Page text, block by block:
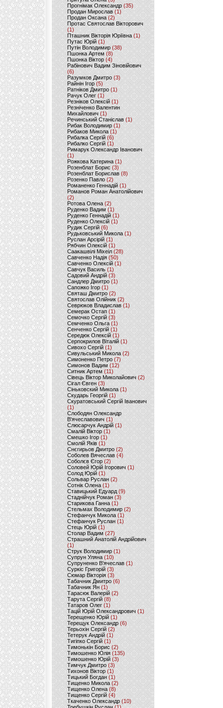
Прогнімак Олександр(35)
Продан Мирослав(1)
Продан Оксана (2)
Протас Святослав Вікторович
(1)
Пташник Вікторія Юріївна (1)
Путас Юрій (1)
Путін Володимир(38)
Пшонка Артем (8)
Пшонка Віктор(4)
Рабінович Вадим Зіновійович
(6)
Разумков Дмитро (3)
Райнін Ігор(5)
Ратніков Дмитро (1)
Рачук Олег (1)
Резніков Олексій(1)
Резніченко Валентин
Михайлович (1)
Речинський Станіслав (1)
Рибак Володимир(1)
Рибаков Микола(1)
Рибалка Сергій (6)
Рибалко Сергій (1)
Римарук Олександр Іванович
(1)
Рожкова Катерина(1)
Розенблат Борис (3)
Розенблат Борислав (8)
Розенко Павло (2)
Романенко Геннадій (1)
Романов Роман Анатолійович
(2)
Ротова Олена(2)
Руденко Вадим (1)
Руденко Геннадій (1)
Руденко Олексій(1)
Рудик Сергій(6)
Рудьковський Микола (1)
Руслан Арсірій(1)
Рябчин Олексій (1)
Саакашвілі Міхеіл(28)
Савченко Надія (50)
Савченко Олексій(1)
Савчук Василь (1)
Садовий Андрій (3)
Сандлер Дмитро(1)
Сапожко Ігор(1)
Святаш Дмитро (2)
Святослав Олійник (2)
Севрюков Владислав (1)
Семерак Остап (1)
Семочко Сергій (3)
Семченко Ольга (1)
Сенченко Сергій(1)
Середюк Олексій(1)
Серпокрилов Віталій(1)
Сивохо Сергій(1)
Сивульський Микола(2)
Симоненко Петро(7)
Симонов Вадим (12)
Ситник Артем(11)
Сівець Віктор Миколайович(2)
Сігал Євген (3)
Сіньковский Микола(1)
Скударь Георгій (1)
Скуратовський Сергій Іванович
(1)
Слободян Олександр
В'ячеславович(1)
Слюсарчук Андрій(1)
Смалій Віктор (1)
Смешко Ігор (1)
Смолій Яків (1)
Снєгирьов Дмитро (2)
Соболев Вячеслав (4)
Соболєв Єгор(2)
Соловей Юрій Ігорович (1)
Солод Юрій (1)
Сольвар Руслан (2)
Сотнік Олена(1)
Ставицький Едуард (9)
Стаднійчук Роман(3)
Старикова Ганна (1)
Стельмах Володимир(2)
Стефанчук Микола (1)
Стефанчук Руслан (1)
Стець Юрій (1)
Столар Вадим(27)
Страшний Анатолій Андрійович
(1)
Струк Володимир (1)
Супрун Уляна (10)
Супруненко В'ячеслав (1)
Суркіс Григорій (3)
Сюмар Вікторія (3)
Табачник Дмитро (6)
Табачник Ян(1)
Тарасюк Валерій (2)
Тарута Сергій (8)
Татаров Олег(1)
Тацій Юрій Олександрович(1)
Терещенко Юрій(1)
Терещук Олександр(6)
Терьохін Сергій (2)
Тетерук Андрій (1)
Тигіпко Сергій(1)
Тимонькін Борис (2)
Тимошенко Юлія (135)
Тимошенко Юрій(3)
Тимчук Дмитро (3)
Тихонов Віктор (1)
Тицький Богдан (1)
Тищенко Микола (2)
Тищенко Олена (8)
Тищенко Сергій (4)
Ткаченко Олександр (10)